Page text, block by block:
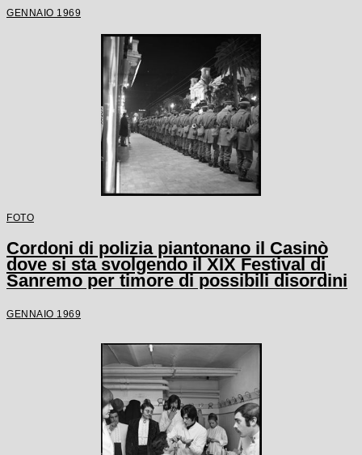
GENNAIO 1969
FOTO
Cordoni di polizia piantonano il Casinò
dove si sta svolgendo il XIX Festival di
Sanremo per timore di possibili disordini
GENNAIO 1969